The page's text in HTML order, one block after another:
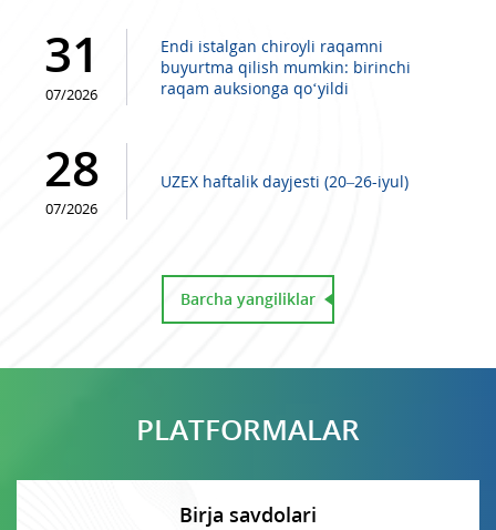
31
07/2026
Endi istalgan chiroyli raqamni
buyurtma qilish mumkin: birinchi
raqam auksionga qo‘yildi
28
07/2026
UZEX haftalik dayjesti (20–26-iyul)
Barcha yangiliklar
PLATFORMALAR
Birja savdolari